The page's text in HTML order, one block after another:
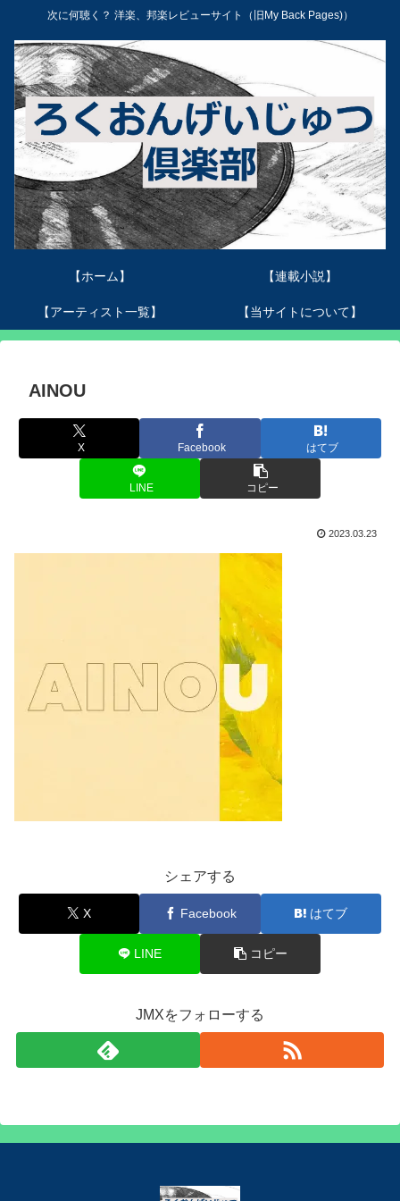
次に何聴く？ 洋楽、邦楽レビューサイト（旧My Back Pages)）
【ホーム】 【連載小説】
【アーティスト一覧】 【当サイトについて】
AINOU
X Facebook はてブ
LINE コピー
2023.03.23
シェアする
X Facebook はてブ
LINE コピー
JMXをフォローする